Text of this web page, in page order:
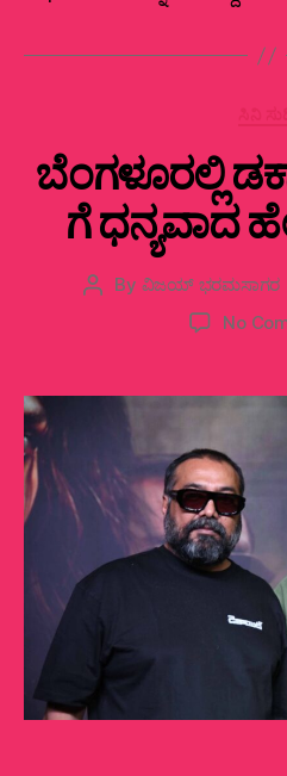
ಬೆಂಗಳೂರಲ್ಲಿ
ಗೆ ಧನ್ಯವಾದ
Post
By ವಿಜಯ್‌ ಭರಮಸಾಗರ
No